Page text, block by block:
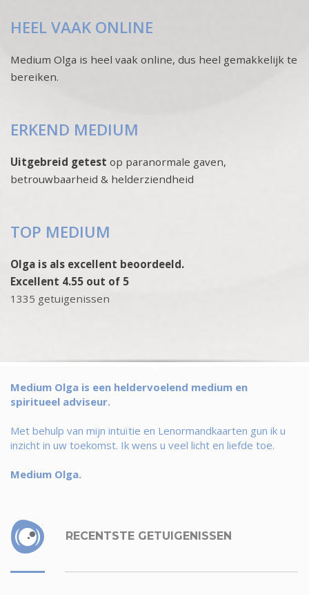
HEEL VAAK ONLINE
Medium Olga is heel vaak online, dus heel gemakkelijk te
bereiken.
ERKEND MEDIUM
Uitgebreid getest op paranormale gaven,
betrouwbaarheid & helderziendheid
TOP MEDIUM
Olga is als excellent beoordeeld.
Excellent 4.55 out of 5
1335 getuigenissen
Medium Olga is een heldervoelend medium en
spiritueel adviseur.
Met behulp van mijn intuïtie en Lenormandkaarten gun ik u
inzicht in uw toekomst. Ik wens u veel licht en liefde toe.
Medium Olga.
RECENTSTE GETUIGENISSEN